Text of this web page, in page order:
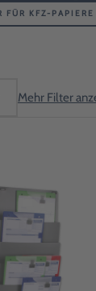
FÜR KFZ-
Mehr Filter